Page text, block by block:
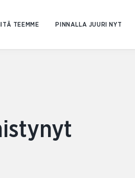
TEEMME PINNALLA JUURI NYT